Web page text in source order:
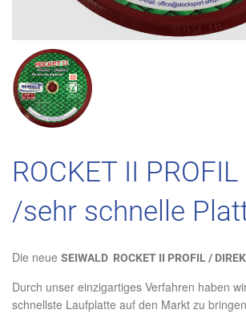
ROCKET II PROFIL
/sehr schnelle
Die neue SEIWALD ROCKET II PROFIL /
Durch unser einzigartiges Verfahren haben
schnellste Laufplatte auf den Markt zu